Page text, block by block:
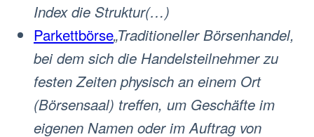
Index die Struktur(…)
Parkettbörse„Traditioneller Börsenhandel,
bei dem sich die Handelsteilnehmer zu
festen Zeiten physisch an einem Ort
(Börsensaal) treffen, um Geschäfte im
eigenen Namen oder im Auftrag von